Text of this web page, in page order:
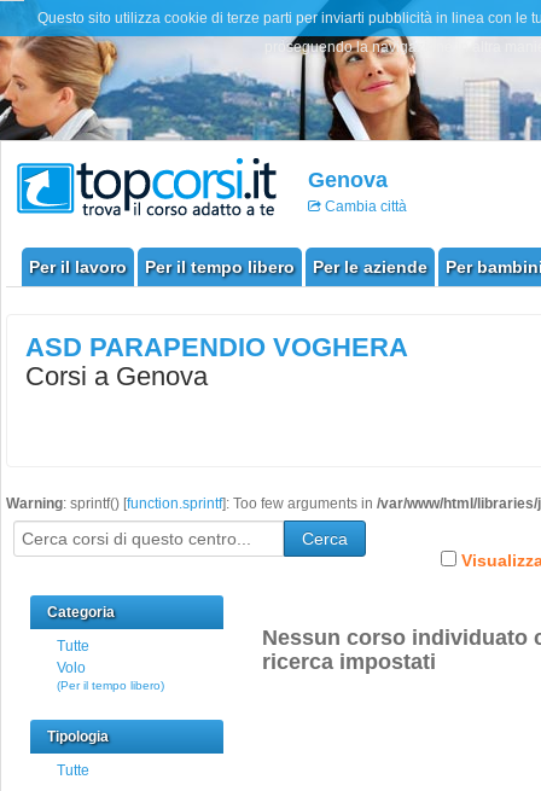
Questo sito utilizza cookie di terze parti per inviarti pubblicità in linea con
proseguendo la navigazione in altra
Genova
Cambia città
Per il lavoro Per il tempo libero Per le aziende Per
ASD PARAPENDIO VOGHERA
Corsi a Genova
Warning: sprintf() [function.sprintf]: Too few arguments in /var/www/html/
Cerca
Categoria
Tutte
Volo
(Per il tempo libero)
Tipologia
Tutte
Nessun corso individuato
ricerca impostati